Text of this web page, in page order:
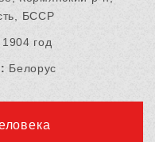
БССР
1904 год
Белорус